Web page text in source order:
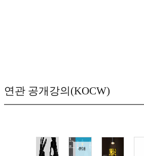
연관 공개강의(KOCW)